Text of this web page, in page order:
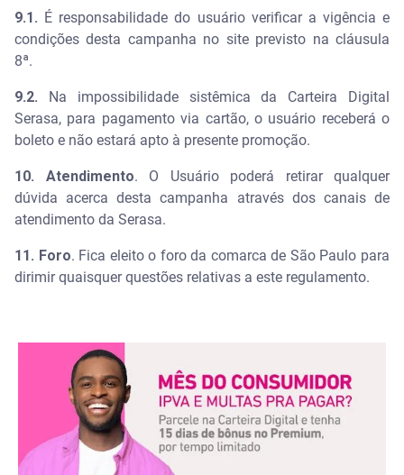
9.1. É responsabilidade do usuário verificar a vigência e
condições desta campanha no site previsto na cláusula
8ª.
9.2. Na impossibilidade sistêmica da Carteira Digital
Serasa, para pagamento via cartão, o usuário receberá o
boleto e não estará apto à presente promoção.
10. Atendimento. O Usuário poderá retirar qualquer
dúvida acerca desta campanha através dos canais de
atendimento da Serasa.
11. Foro. Fica eleito o foro da comarca de São Paulo para
dirimir quaisquer questões relativas a este regulamento.